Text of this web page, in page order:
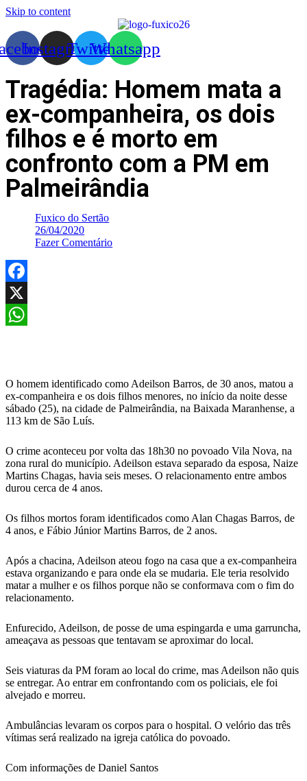
Skip to content
InstagramTwitterWhatsapp
Tragédia: Homem mata a
ex-companheira, os dois
filhos e é morto em
confronto com a PM em
Palmeirândia
Fuxico do Sertão
26/04/2020
Fazer Comentário
Facebook
X
O homem identificado como Adeilson Barros, de 30 anos, matou a
ex-companheira e os dois filhos menores, no início da noite desse
sábado (25), na cidade de Palmeirândia, na Baixada Maranhense, a
113 km de São Luís.
O crime aconteceu por volta das 18h30 no povoado Vila Nova, na
zona rural do município. Adeilson estava separado da esposa, Naize
Martins Chagas, havia seis meses. O relacionamento entre ambos
durou cerca de 4 anos.
Os filhos mortos foram identificados como Alan Chagas Barros, de
4 anos, e Fábio Júnior Martins Barros, de 2 anos.
Após a chacina, Adeilson ateou fogo na casa que a ex-companheira
estava organizando e para onde ela se mudaria. Ele teria resolvido
matar a mulher e os filhos porque não se conformava com o fim do
relacionamento.
Enfurecido, Adeilson, de posse de uma espingarda e uma garruncha,
ameaçava as pessoas que tentavam se aproximar do local.
Seis viaturas da PM foram ao local do crime, mas Adeilson não quis
se entregar. Ao entrar em confrontando com os policiais, ele foi
alvejado e morreu.
Ambulâncias levaram os corpos para o hospital. O velório das três
vítimas será realizado na igreja católica do povoado.
Com informações de Daniel Santos